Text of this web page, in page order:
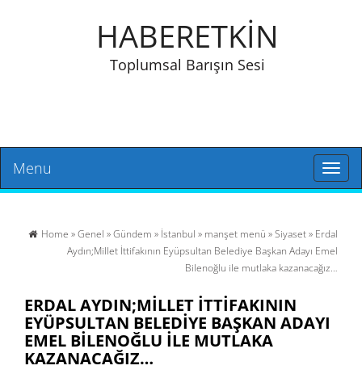
HABERETKİN
Toplumsal Barışın Sesi
Toggle
Menu
Home »Genel »Gündem » İstanbul » manşet menü »Siyaset» Erdal
Aydın;Millet İttifakının Eyüpsultan Belediye Başkan Adayı Emel
Bilenoğlu ile mutlaka kazanacağız…
ERDAL AYDIN;MILLET İTTIFAKININ
EYÜPSULTAN BELEDIYE BAŞKAN ADAYI
EMEL BILENOĞLU ILE MUTLAKA
KAZANACAĞIZ…